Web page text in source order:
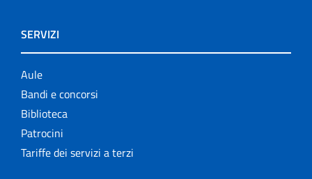
SERVIZI
Aule
Bandi e concorsi
Biblioteca
Patrocini
Tariffe dei servizi a terzi